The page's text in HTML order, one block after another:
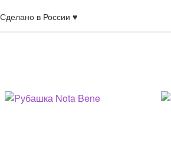
Сделано в России ♥️